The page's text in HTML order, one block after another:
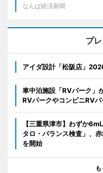
なんば経済新聞
プ
アイダ設計「松阪店」
車中泊施設「RVパーク」
RVパークやコンビニRV
【三重県津市】わずか
タロ・バランス検査」、
を開始